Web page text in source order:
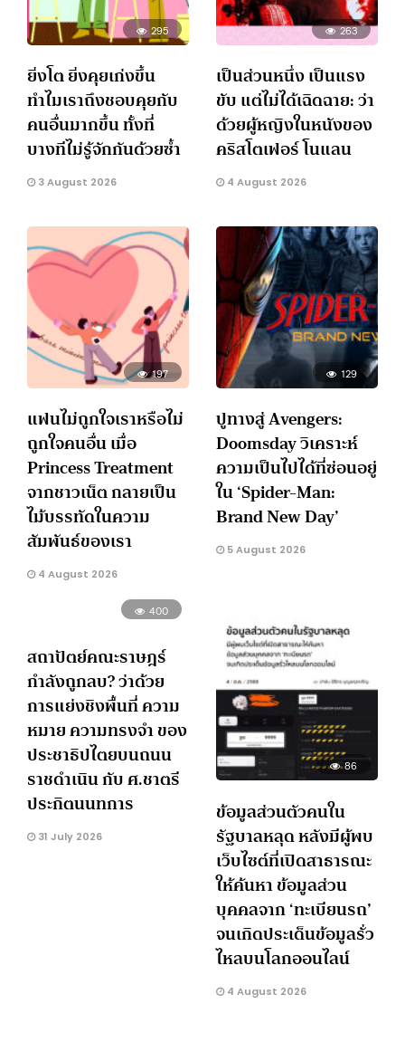
295
ยิ่งโต ยิ่งคุยเก่งขึ้น
ทำไมเราถึงชอบคุยกับ
คนอื่นมากขึ้น ทั้งที่
บางทีไม่รู้จักกันด้วยซ้ำ
3 August 2026
263
เป็นส่วนหนึ่ง เป็นแรง
ขับ แต่ไม่ได้เฉิดฉาย: ว่า
ด้วยผู้หญิงในหนังของ
คริสโตเฟอร์ โนแลน
4 August 2026
197
แฟนไม่ถูกใจเราหรือไม่
ถูกใจคนอื่น เมื่อ
Princess Treatment
จากชาวเน็ต กลายเป็น
ไม้บรรทัดในความ
สัมพันธ์ของเรา
4 August 2026
129
ปูทางสู่ Avengers:
Doomsday วิเคราะห์
ความเป็นไปได้ที่ซ่อนอยู่
ใน ‘Spider-Man:
Brand New Day’
5 August 2026
400
สถาปัตย์คณะราษฎร์
กำลังถูกลบ? ว่าด้วย
การแย่งชิงพื้นที่ ความ
หมาย ความทรงจำ ของ
ประชาธิปไตยบนถนน
ราชดำเนิน กับ ศ.ชาตรี
ประกิตนนทการ
31 July 2026
86
ข้อมูลส่วนตัวคนใน
รัฐบาลหลุด หลังมีผู้พบ
เว็บไซต์ที่เปิดสาธารณะ
ให้ค้นหา ข้อมูลส่วน
บุคคลจาก ‘ทะเบียนรถ’
จนเกิดประเด็นข้อมูลรั่ว
ไหลบนโลกออนไลน์
4 August 2026